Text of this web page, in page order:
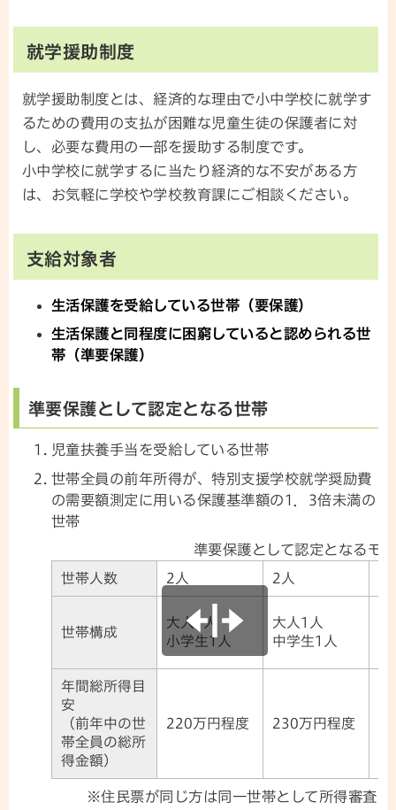
就学援助制度
就学援助制度とは、経済的な理由で小中学校に就学す
るための費用の支払が困難な児童生徒の保護者に対
し、必要な費用の一部を援助する制度です。
小中学校に就学するに当たり経済的な不安がある方
は、お気軽に学校や学校教育課にご相談ください。
支給対象者
生活保護を受給している世帯（要保護）
生活保護と同程度に困窮していると認められる世
帯（準要保護）
準要保護として認定となる世帯
児童扶養手当を受給している世帯
世帯全員の前年所得が、特別支援学校就学奨励費
の需要額測定に用いる保護基準額の1．3倍未満の
世帯
準要保護として認定となるモ
世帯人数
2人 2人
世帯構成
大人1人
小学生1人
大人1人
中学生1人
年間総所得目
安
（前年中の世
帯全員の総所
得金額）
220万円程度 230万円程度
※住民票が同じ方は同一世帯として所得審査